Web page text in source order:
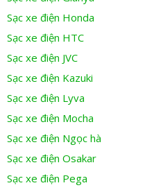
Sạc xe điện Honda
Sạc xe điện HTC
Sạc xe điện JVC
Sạc xe điện Kazuki
Sạc xe điện Lyva
Sạc xe điện Mocha
Sạc xe điện Ngọc hà
Sạc xe điện Osakar
Sạc xe điện Pega